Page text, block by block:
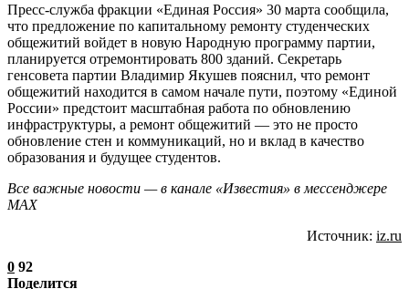
Пресс-служба фракции «Единая Россия» 30 марта сообщила,
что предложение по капитальному ремонту студенческих
общежитий войдет в новую Народную программу партии,
планируется отремонтировать 800 зданий. Секретарь
генсовета партии Владимир Якушев пояснил, что ремонт
общежитий находится в самом начале пути, поэтому «Единой
России» предстоит масштабная работа по обновлению
инфраструктуры, а ремонт общежитий — это не просто
обновление стен и коммуникаций, но и вклад в качество
образования и будущее студентов.
Все важные новости — в канале «Известия» в мессенджере
МАХ
Источник: iz.ru
0 92
Поделится